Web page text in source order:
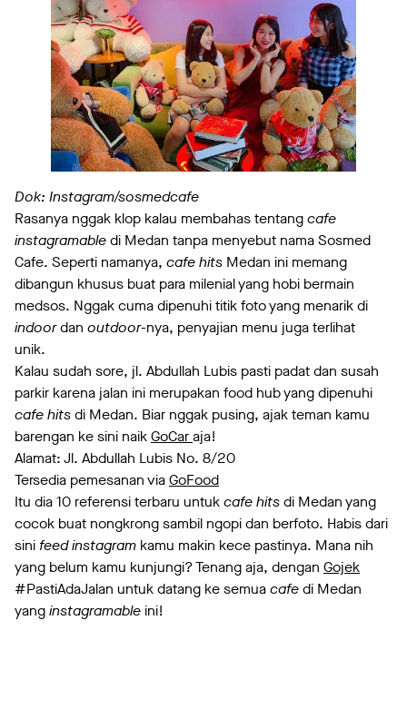
Dok: Instagram/sosmedcafe
Rasanya nggak klop kalau membahas tentangcafe
instagramabledi Medan tanpa menyebut nama Sosmed
Cafe. Seperti namanya, cafe hits Medan ini memang
dibangun khusus buat para milenial yang hobi bermain
medsos. Nggak cuma dipenuhi titik foto yang menarik di
indoordan outdoor-nya, penyajian menu juga terlihat
unik.
Kalau sudah sore, jl. Abdullah Lubis pasti padat dan susah
parkir karena jalan ini merupakan food hub yang dipenuhi
cafe hitsdi Medan. Biar nggak pusing, ajak teman kamu
barengan ke sini naikGoCaraja!
Alamat: Jl. Abdullah Lubis No. 8/20
Tersedia pemesanan viaGoFood
Itu dia 10 referensi terbaru untukcafe hitsdi Medan yang
cocok buat nongkrong sambil ngopi dan berfoto. Habis dari
sini feed instagram kamu makin kece pastinya. Mana nih
yang belum kamu kunjungi? Tenang aja, dengan Gojek
#PastiAdaJalan untuk datang ke semuacafedi Medan
yanginstagramable ini!